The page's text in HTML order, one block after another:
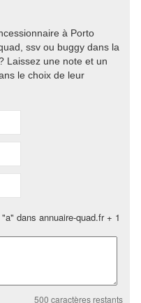
à Porto
ssv ou buggy dans la
Laissez une note et un
le choix de leur
dans annuaire-quad.fr + 1
500 caractères restants